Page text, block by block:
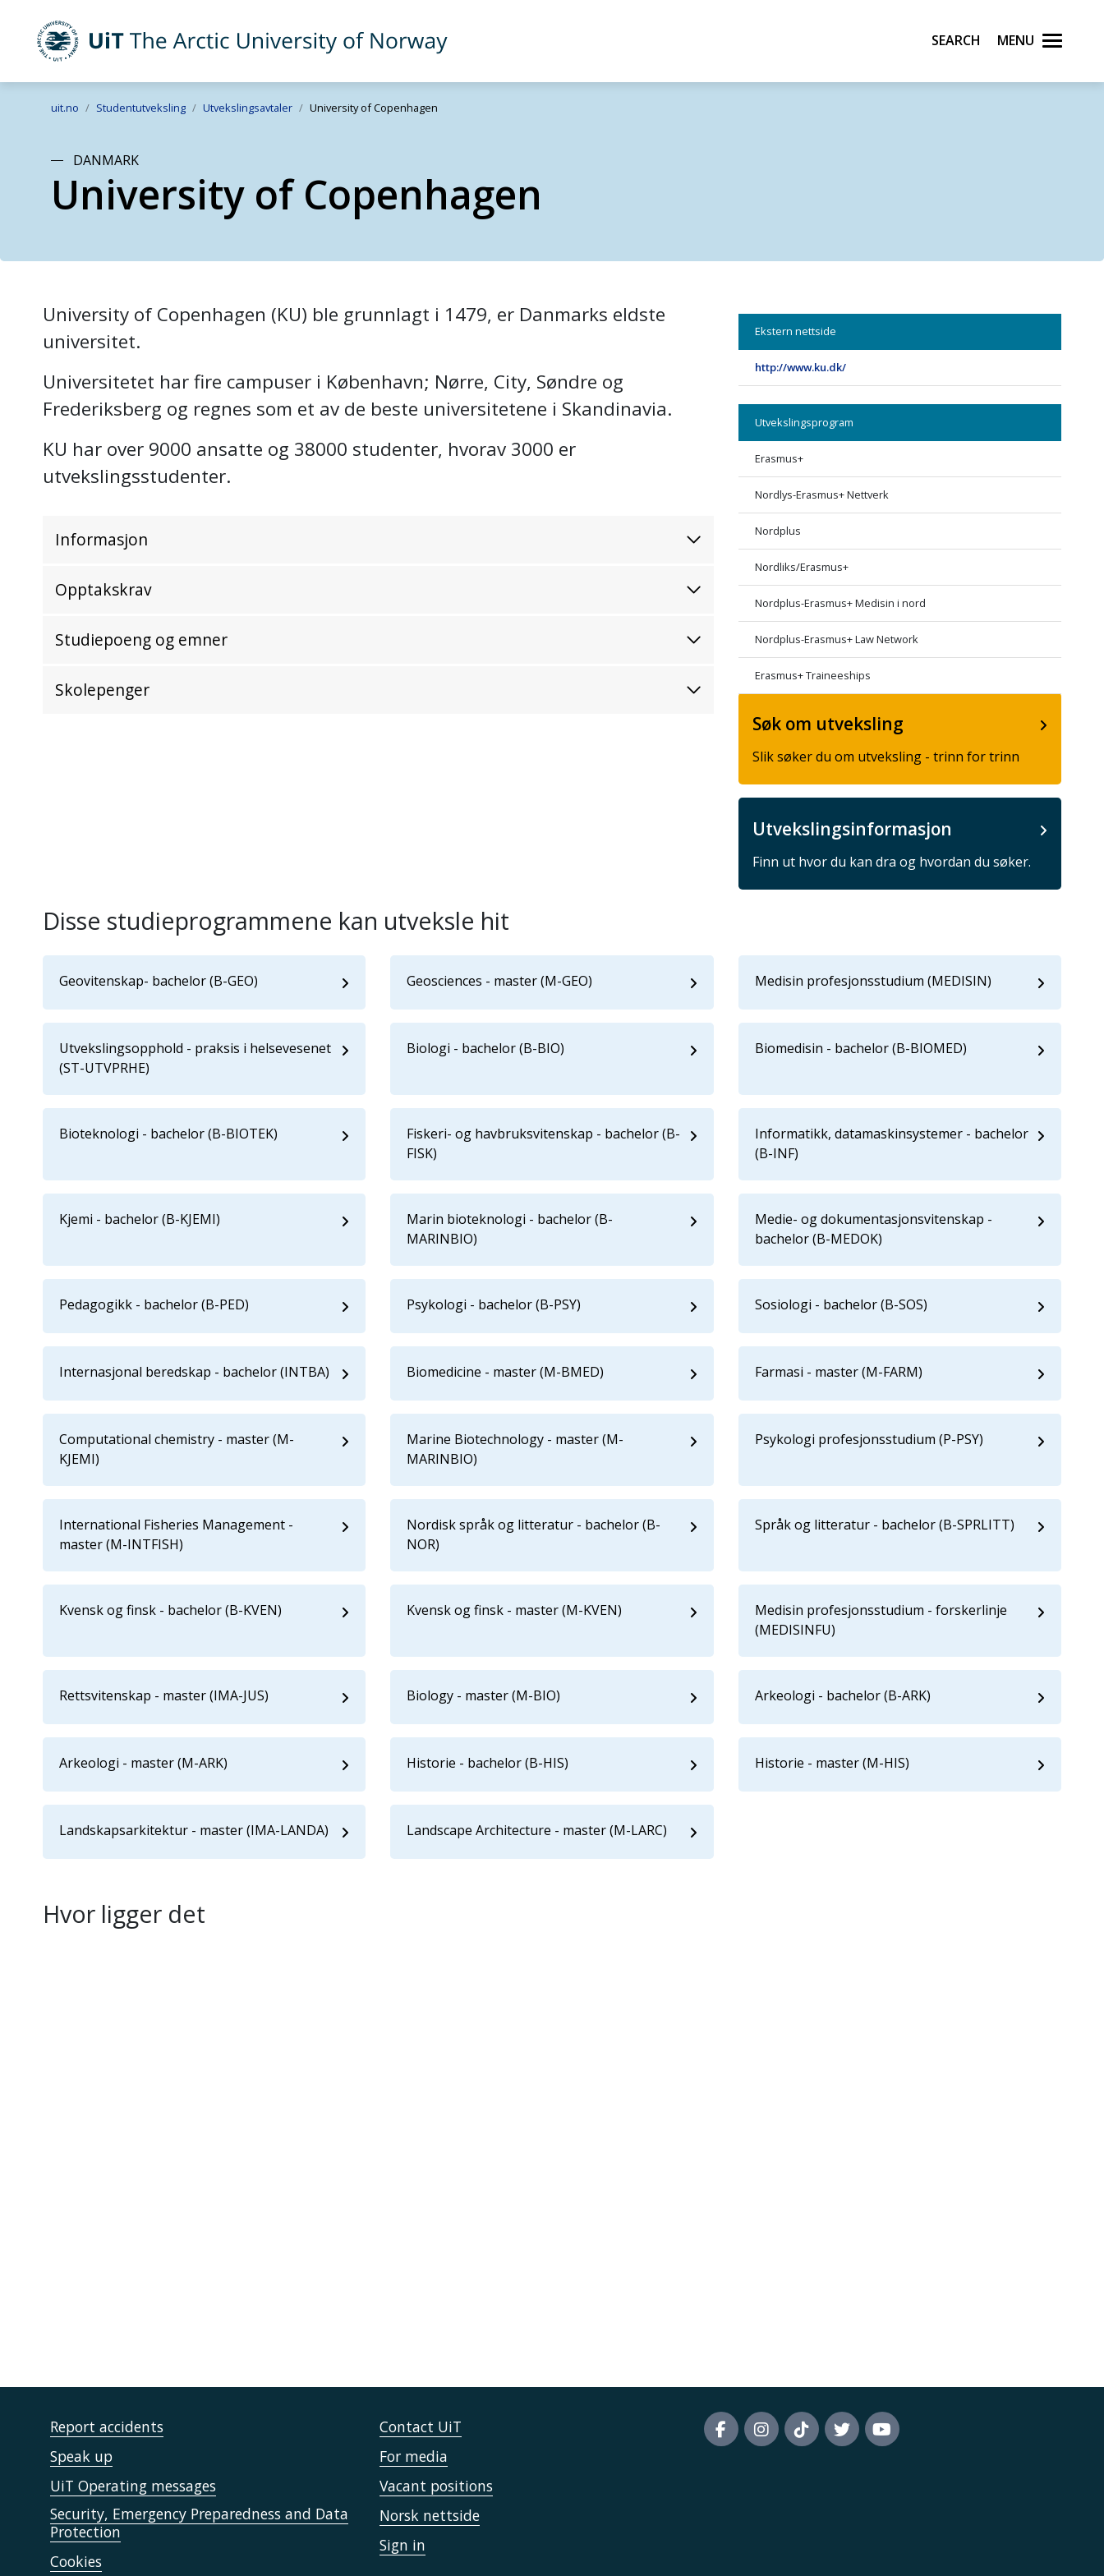
Skip to main content
UiT The Arctic University of Norway Search Menu
uit.no Studentutveksling Utvekslingsavtaler University of Copenhagen
DANMARK
University of Copenhagen
University of Copenhagen (KU) ble grunnlagt i 1479, er Danmarks eldste
universitet.
Universitetet har fire campuser i København; Nørre, City, Søndre og
Frederiksberg og regnes som et av de beste universitetene i Skandinavia.
KU har over 9000 ansatte og 38000 studenter, hvorav 3000 er
utvekslingsstudenter.
Informasjon
Opptakskrav
Studiepoeng og emner
Skolepenger
Ekstern nettside
http://www.ku.dk/
Utvekslingsprogram
Erasmus+
Nordlys-Erasmus+ Nettverk
Nordplus
Nordliks/Erasmus+
Nordplus-Erasmus+ Medisin i nord
Nordplus-Erasmus+ Law Network
Erasmus+ Traineeships
Søk om utveksling
Slik søker du om utveksling - trinn for trinn
Utvekslingsinformasjon
Finn ut hvor du kan dra og hvordan du søker.
Disse studieprogrammene kan utveksle hit
Geovitenskap- bachelor (B-GEO) Geosciences - master (M-GEO) Medisin profesjonsstudium (MEDISIN)
Utvekslingsopphold - praksis i helsevesenet
(ST-UTVPRHE)
Biologi - bachelor (B-BIO) Biomedisin - bachelor (B-BIOMED)
Bioteknologi - bachelor (B-BIOTEK)
Fiskeri- og havbruksvitenskap - bachelor (B-
FISK)
Informatikk, datamaskinsystemer - bachelor
(B-INF)
Kjemi - bachelor (B-KJEMI)
Marin bioteknologi - bachelor (B-
MARINBIO)
Medie- og dokumentasjonsvitenskap -
bachelor (B-MEDOK)
Pedagogikk - bachelor (B-PED) Psykologi - bachelor (B-PSY) Sosiologi - bachelor (B-SOS)
Internasjonal beredskap - bachelor (INTBA) Biomedicine - master (M-BMED) Farmasi - master (M-FARM)
Computational chemistry - master (M-
KJEMI)
Marine Biotechnology - master (M-
MARINBIO)
Psykologi profesjonsstudium (P-PSY)
International Fisheries Management -
master (M-INTFISH)
Nordisk språk og litteratur - bachelor (B-
NOR)
Språk og litteratur - bachelor (B-SPRLITT)
Kvensk og finsk - bachelor (B-KVEN) Kvensk og finsk - master (M-KVEN)
Medisin profesjonsstudium - forskerlinje
(MEDISINFU)
Rettsvitenskap - master (IMA-JUS) Biology - master (M-BIO) Arkeologi - bachelor (B-ARK)
Arkeologi - master (M-ARK) Historie - bachelor (B-HIS) Historie - master (M-HIS)
Landskapsarkitektur - master (IMA-LANDA) Landscape Architecture - master (M-LARC)
Hvor ligger det
Report accidents
Speak up
UiT Operating messages
Security, Emergency Preparedness and Data
Protection
Cookies
Contact UiT
For media
Vacant positions
Norsk nettside
Sign in